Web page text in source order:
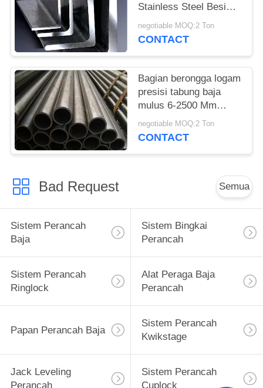
Stainless Steel Besi
Sudut 1.25 # -25 #
negotiable MOQ:2 Ton
CONTACT
Bagian berongga logam
presisi tabung baja
mulus 6-2500 Mm
Diameter Luar
negotiable MOQ:2 Ton
CONTACT
Bad Request Semua
Sistem Perancah
Baja
Sistem Bingkai
Perancah
Sistem Perancah
Ringlock
Alat Peraga Baja
Perancah
Papan Perancah Baja
Sistem Perancah
Kwikstage
Jack Leveling
Perancah
Sistem Perancah
Cuplock